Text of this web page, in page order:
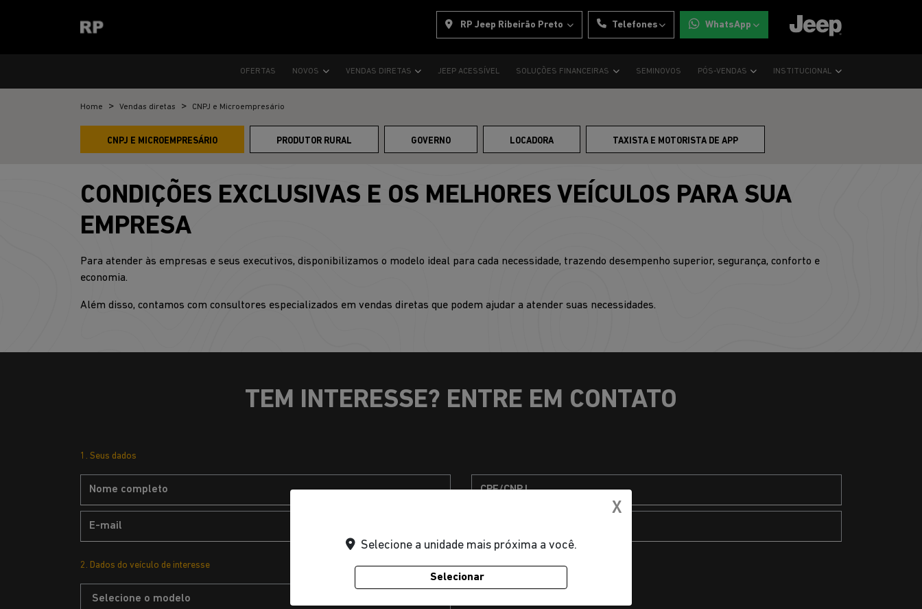
RP Jeep Ribeirão Preto Telefones WhatsApp
OFERTAS NOVOS VENDAS DIRETAS JEEP ACESSÍVEL SOLUÇÕES FINANCEIRAS SEMINOVOS PÓS-VENDAS INSTITUCIONAL
Home Vendas diretas CNPJ e Microempresário
CNPJ E MICROEMPRESÁRIO PRODUTOR RURAL GOVERNO LOCADORA TAXISTA E MOTORISTA DE APP
CONDIÇÕES EXCLUSIVAS E OS MELHORES VEÍCULOS PARA SUA
EMPRESA
Para atender às empresas e seus executivos, disponibilizamos o modelo ideal para cada necessidade, trazendo desempenho superior, segurança, conforto e
economia.
Além disso, contamos com consultores especializados em vendas diretas que podem ajudar a atender suas necessidades.
TEM INTERESSE? ENTRE EM CONTATO
1. Seus dados
2. Dados do veículo de interesse
X
Selecione a unidade mais próxima a você.
Selecionar